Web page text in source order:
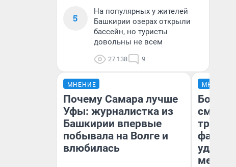
5
На популярных у жителей
Башкирии озерах открыли
бассейн, но туристы
довольны не всем
27 138 9
МНЕНИЕ
Почему Самара лучше
Уфы: журналистка из
Башкирии впервые
побывала на Волге и
влюбилась
МНЕНИЕ
месте